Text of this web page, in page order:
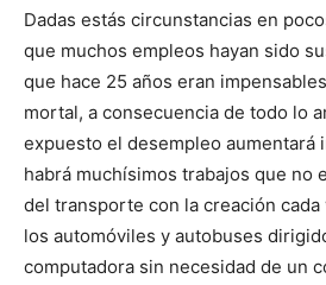
Dadas estás circunstancias en
que muchos empleos hayan sido
que hace 25 años eran
mortal, a consecuencia de todo lo
expuesto el desempleo aumentará
habrá muchísimos trabajos que no
del transporte con la creación
los automóviles y autobuses
computadora sin necesidad de un